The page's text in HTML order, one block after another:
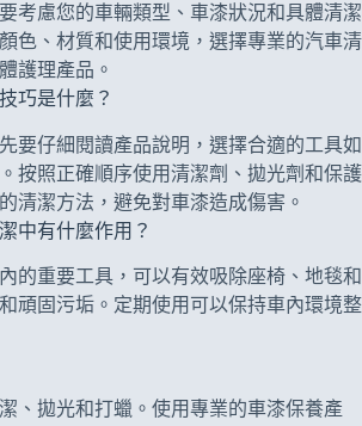
考慮您的車輛類型、車漆狀況和具體清潔
色、材質和使用環境，選擇專業的汽車清
護理產品。
巧是什麼？
要仔細閱讀產品說明，選擇合適的工具如
按照正確順序使用清潔劑、拋光劑和保護
清潔方法，避免對車漆造成傷害。
中有什麼作用？
的重要工具，可以有效吸除座椅、地毯和
頑固污垢。定期使用可以保持車內環境整
、拋光和打蠟。使用專業的車漆保養產